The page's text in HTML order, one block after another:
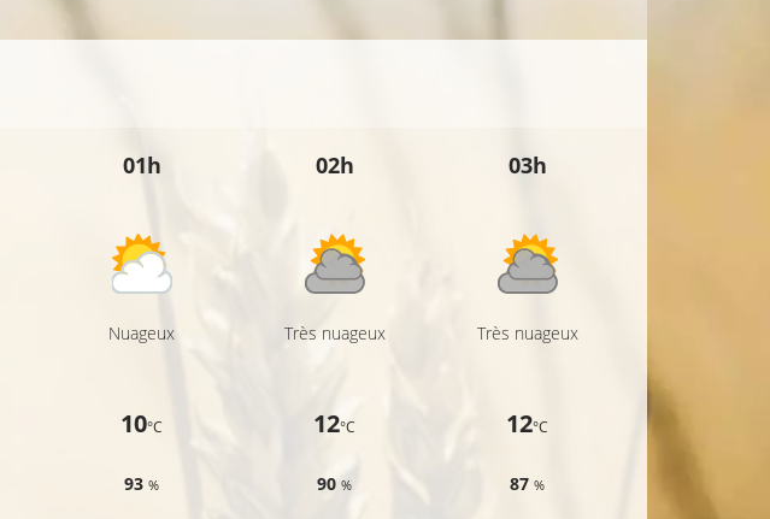
01h
Nuageux
10°C
93%
02h
Très nuageux
12°C
90%
03h
Très nuageux
12°C
87%